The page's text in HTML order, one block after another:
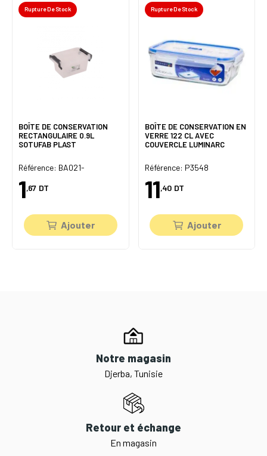
Rupture De Stock
BOÎTE DE CONSERVATION
RECTANGULAIRE 0.9L
SOTUFAB PLAST
Référence: BA021-
1,67 DT
Ajouter
Rupture De Stock
BOÎTE DE CONSERVATION EN
VERRE 122 CL AVEC
COUVERCLE LUMINARC
Référence: P3548
11,40 DT
Ajouter
Notre magasin
Djerba, Tunisie
Retour et échange
En magasin